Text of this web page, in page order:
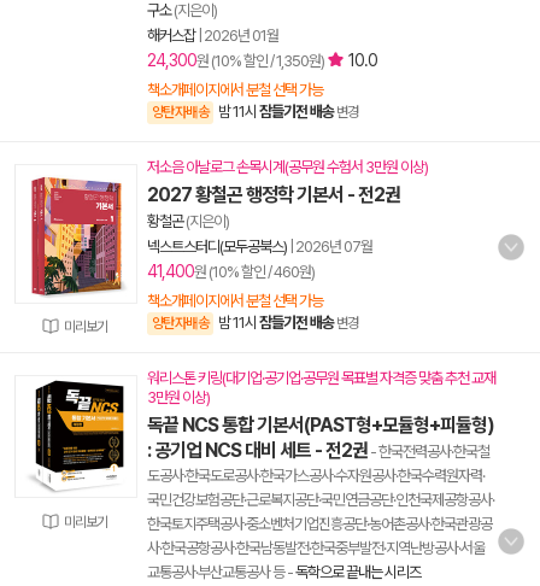
구소(지은이)
해커스잡| 2026년 01월
24,300원 (10% 할인 / 1,350원) 10.0
책소개페이지에서 분철 선택 가능
양탄자배송 밤 11시 잠들기전 배송 변경
미리보기
저소음 아날로그 손목시계(공무원 수험서 3만원 이상)
2027 황철곤 행정학 기본서 - 전2권
황철곤(지은이)
넥스트스터디(모두공북스) 2026년 07월
41,400원 (10% 할인 / 460원)
책소개페이지에서 분철 선택 가능
양탄자배송 밤 11시 잠들기전 배송 변경
미리보기
워리스톤 키링(대기업·공기업·공무원 목표별 자격증 맞춤 추천 교재
3만원 이상)
독끝 NCS 통합 기본서(PAST형+모듈형+피듈형)
: 공기업 NCS 대비 세트 - 전2권 - 한국전력공사·한국철
도공사·한국도로공사·한국가스공사·수자원공사·한국수력원자력·
국민건강보험공단·근로복지공단·국민연금공단·인천국제공항공사·
한국토지주택공사·중소벤처기업진흥공단·농어촌공사·한국관광공
사·한국공항공사·한국남동발전·한국중부발전·지역난방공사·서울
교통공사·부산교통공사 등-독학으로 끝내는 시리즈